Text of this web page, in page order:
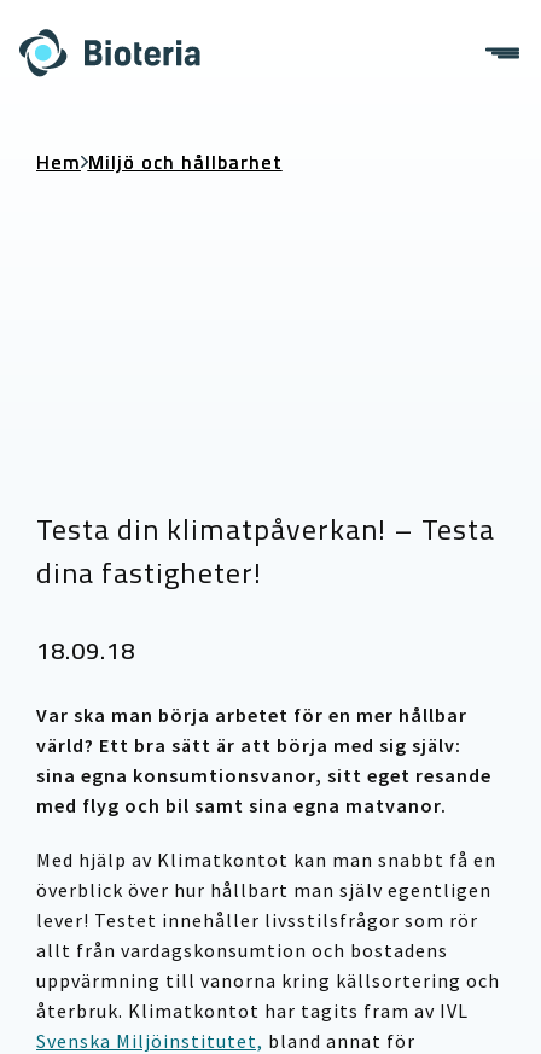
to
content
HemMiljö och hållbarhet
Testa din klimatpåverkan! – Testa
dina fastigheter!
18.09.18
Var ska man börja arbetet för en mer hållbar
värld? Ett bra sätt är att börja med sig själv:
sina egna konsumtionsvanor, sitt eget resande
med flyg och bil samt sina egna matvanor.
Med hjälp av Klimatkontot kan man snabbt få en
överblick över hur hållbart man själv egentligen
lever! Testet innehåller livsstilsfrågor som rör
allt från vardagskonsumtion och bostadens
uppvärmning till vanorna kring källsortering och
återbruk. Klimatkontot har tagits fram av IVL
Svenska Miljöinstitutet, bland annat för